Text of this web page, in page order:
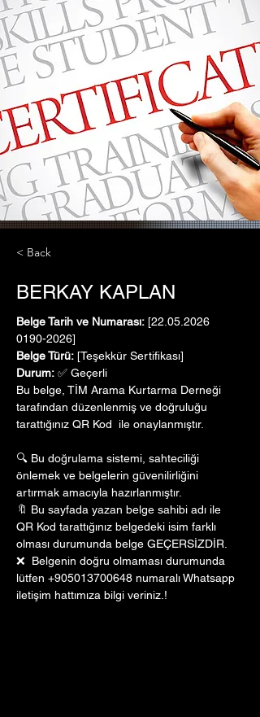
< Back
BERKAY KAPLAN
Belge Tarih ve Numarası: [22.05.2026
0190-2026]
Belge Türü: [Teşekkür Sertifikası]
Durum: ✅ Geçerli
Bu belge, TİM Arama Kurtarma Derneği
tarafından düzenlenmiş ve doğruluğu
tarattığınız QR Kod  ile onaylanmıştır.
🔍 Bu doğrulama sistemi, sahteciliği
önlemek ve belgelerin güvenilirliğini
artırmak amacıyla hazırlanmıştır.
🔖 Bu sayfada yazan belge sahibi adı ile
QR Kod tarattığınız belgedeki isim farklı
olması durumunda belge GEÇERSİZDİR.
❌  Belgenin doğru olmaması durumunda
lütfen +905013700648 numaralı Whatsapp
iletişim hattımıza bilgi veriniz.!